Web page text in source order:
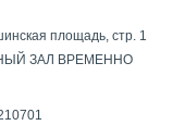
площадь, стр. 1
ЗАЛ ВРЕМЕННО